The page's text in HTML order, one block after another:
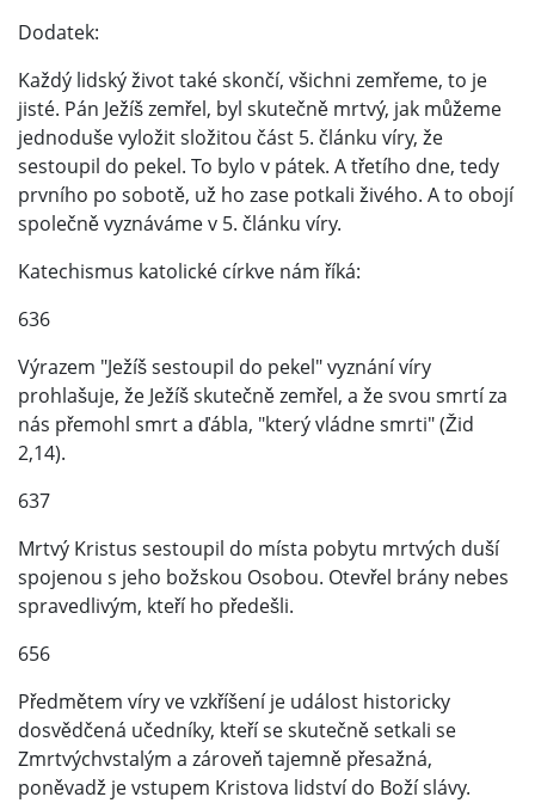
Dodatek:
Každý lidský život také skončí, všichni zemřeme, to je
jisté. Pán Ježíš zemřel, byl skutečně mrtvý, jak můžeme
jednoduše vyložit složitou část 5. článku víry, že
sestoupil do pekel. To bylo v pátek. A třetího dne, tedy
prvního po sobotě, už ho zase potkali živého. A to obojí
společně vyznáváme v 5. článku víry.
Katechismus katolické církve nám říká:
636
Výrazem "Ježíš sestoupil do pekel" vyznání víry
prohlašuje, že Ježíš skutečně zemřel, a že svou smrtí za
nás přemohl smrt a ďábla, "který vládne smrti" (Žid
2,14).
637
Mrtvý Kristus sestoupil do místa pobytu mrtvých duší
spojenou s jeho božskou Osobou. Otevřel brány nebes
spravedlivým, kteří ho předešli.
656
Předmětem víry ve vzkříšení je událost historicky
dosvědčená učedníky, kteří se skutečně setkali se
Zmrtvýchvstalým a zároveň tajemně přesažná,
poněvadž je vstupem Kristova lidství do Boží slávy.